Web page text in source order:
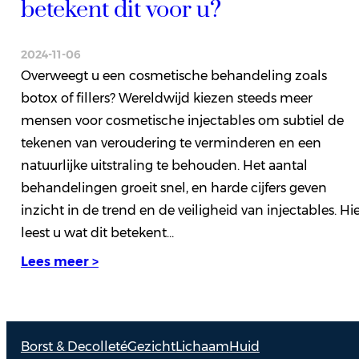
betekent dit voor u?
2024-11-06
Overweegt u een cosmetische behandeling zoals
botox of fillers? Wereldwijd kiezen steeds meer
mensen voor cosmetische injectables om subtiel de
tekenen van veroudering te verminderen en een
natuurlijke uitstraling te behouden. Het aantal
behandelingen groeit snel, en harde cijfers geven
inzicht in de trend en de veiligheid van injectables.
leest u wat dit betekent…
Lees meer >
Borst & DecolletéGezichtLichaamHuid